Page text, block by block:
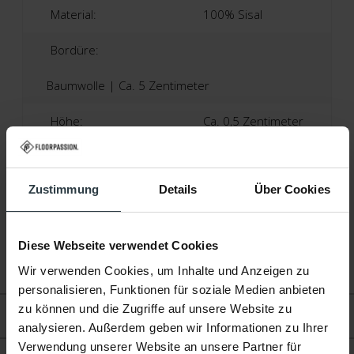
Zustimmung Details Über Cookies
Diese Webseite verwendet Cookies
Wir verwenden Cookies, um Inhalte und Anzeigen zu
personalisieren, Funktionen für soziale Medien anbieten
zu können und die Zugriffe auf unsere Website zu
analysieren. Außerdem geben wir Informationen zu Ihrer
Verwendung unserer Website an unsere Partner für
Bewertungen
Material: 100% Sisal
Bordüre:
Baumwolle | Ca. 5 Zentimeter
Höhe: Ca. 0,5 Zentimeter
Produktionsland: Niederlande
Fußbodenheizung: Geeignet